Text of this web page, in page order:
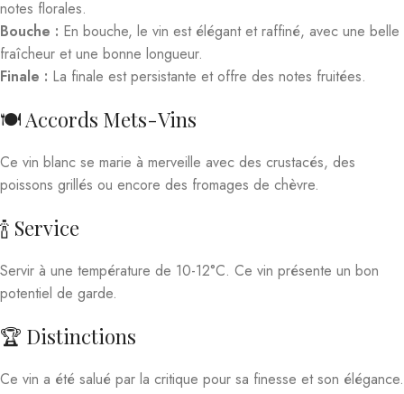
notes florales.
Bouche : En bouche, le vin est élégant et raffiné, avec une belle
fraîcheur et une bonne longueur.
Finale : La finale est persistante et offre des notes fruitées.
🍽️ Accords Mets-Vins
Ce vin blanc se marie à merveille avec des crustacés, des
poissons grillés ou encore des fromages de chèvre.
🍾 Service
Servir à une température de 10-12°C. Ce vin présente un bon
potentiel de garde.
🏆 Distinctions
Ce vin a été salué par la critique pour sa finesse et son élégance.